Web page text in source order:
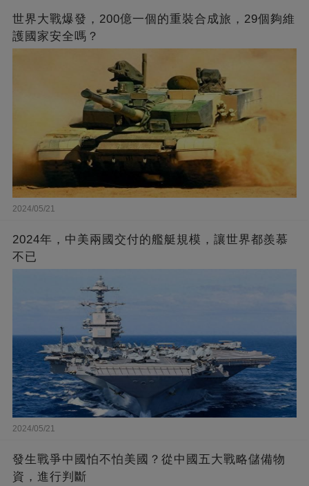
世界大戰爆發，200億一個的重裝合成旅，29個夠維
護國家安全嗎？
2024/05/21
2024年，中美兩國交付的艦艇規模，讓世界都羨慕
不已
2024/05/21
發生戰爭中國怕不怕美國？從中國五大戰略儲備物
資，進行判斷